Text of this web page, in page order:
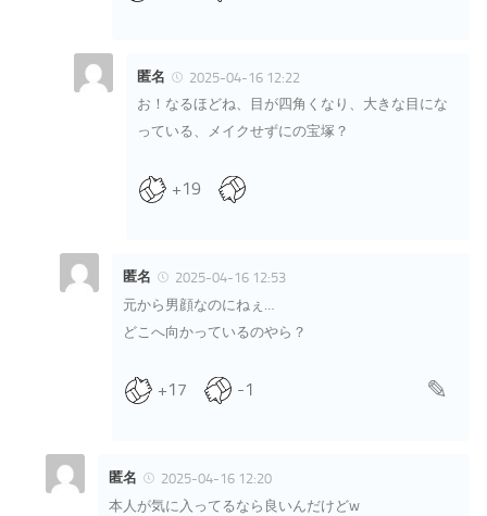
匿名
2025-04-16 12:22
お！なるほどね、目が四角くなり、大きな目にな
っている、メイクせずにの宝塚？
+19
匿名
2025-04-16 12:53
元から男顔なのにねぇ…
どこへ向かっているのやら？
+17 -1
匿名
2025-04-16 12:20
本人が気に入ってるなら良いんだけどw